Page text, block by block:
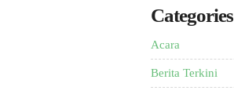
Categories
Acara
Berita Terkini